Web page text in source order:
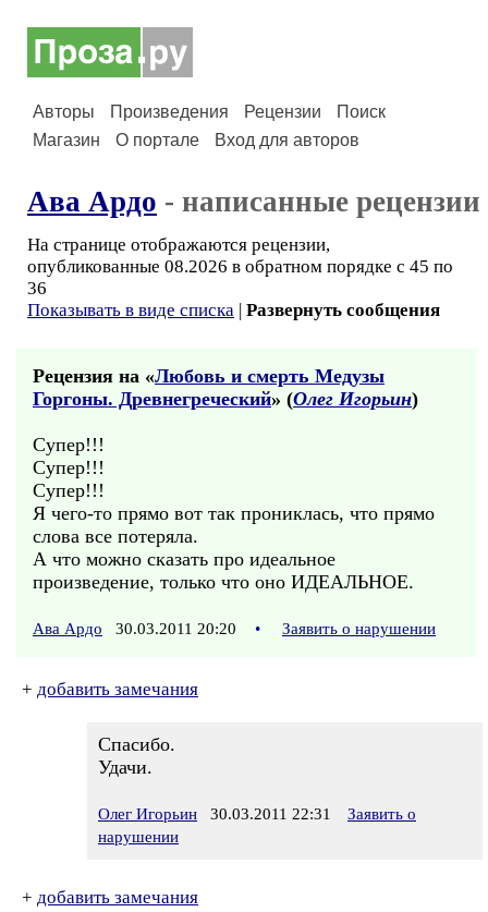
Авторы Произведения Рецензии
Поиск
Магазин
О портале Вход для авторов
Ава Ардо - написанные рецензии
На странице отображаются рецензии,
опубликованные 08.2026 в обратном порядке с 45 по
36
Показывать в виде списка | Развернуть сообщения
Рецензия на «Любовь и смерть Медузы
Горгоны. Древнегреческий» (Олег Игорьин)
Супер!!!
Супер!!!
Супер!!!
Я чего-то прямо вот так прониклась, что прямо
слова все потеряла.
А что можно сказать про идеальное
произведение, только что оно ИДЕАЛЬНОЕ.
Ава Ардо 30.03.2011 20:20 • Заявить о нарушении
+ добавить замечания
Спасибо.
Удачи.
Олег Игорьин 30.03.2011 22:31
Заявить о
нарушении
+ добавить замечания